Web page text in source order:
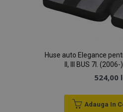
Huse auto Elegance
II, III BUS 7l.
524,00
Adauga In